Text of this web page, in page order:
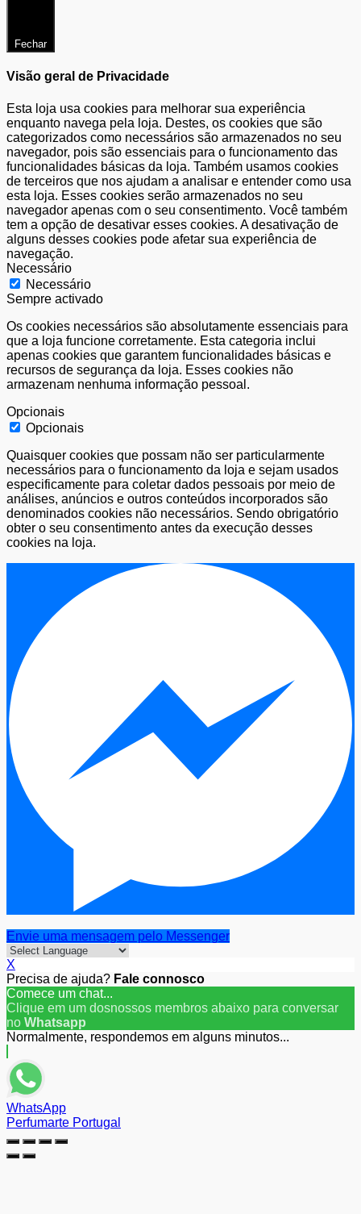
Fechar
Visão geral de Privacidade
Esta loja usa cookies para melhorar sua experiência
enquanto navega pela loja. Destes, os cookies que são
categorizados como necessários são armazenados no seu
navegador, pois são essenciais para o funcionamento das
funcionalidades básicas da loja. Também usamos cookies
de terceiros que nos ajudam a analisar e entender como usa
esta loja. Esses cookies serão armazenados no seu
navegador apenas com o seu consentimento. Você também
tem a opção de desativar esses cookies. A desativação de
alguns desses cookies pode afetar sua experiência de
navegação.
Necessário
Necessário
Sempre activado
Os cookies necessários são absolutamente essenciais para
que a loja funcione corretamente. Esta categoria inclui
apenas cookies que garantem funcionalidades básicas e
recursos de segurança da loja. Esses cookies não
armazenam nenhuma informação pessoal.
Opcionais
Opcionais
Quaisquer cookies que possam não ser particularmente
necessários para o funcionamento da loja e sejam usados
especificamente para coletar dados pessoais por meio de
análises, anúncios e outros conteúdos incorporados são
denominados cookies não necessários. Sendo obrigatório
obter o seu consentimento antes da execução desses
cookies na loja.
Envie uma mensagem pelo Messenger
X
Precisa de ajuda? Fale connosco
Comece um chat...
Clique em um dosnossos membros abaixo para conversar
no Whatsapp
Normalmente, respondemos em alguns minutos...
WhatsApp
Perfumarte Portugal